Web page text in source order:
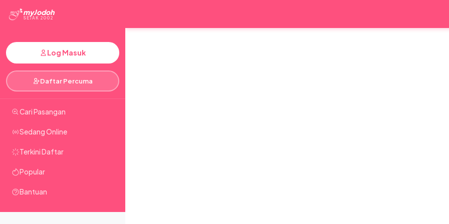
myJodoh
SEJAK 2002
Log Masuk
Daftar Percuma
Cari Pasangan
Sedang Online
Terkini Daftar
Popular
Bantuan